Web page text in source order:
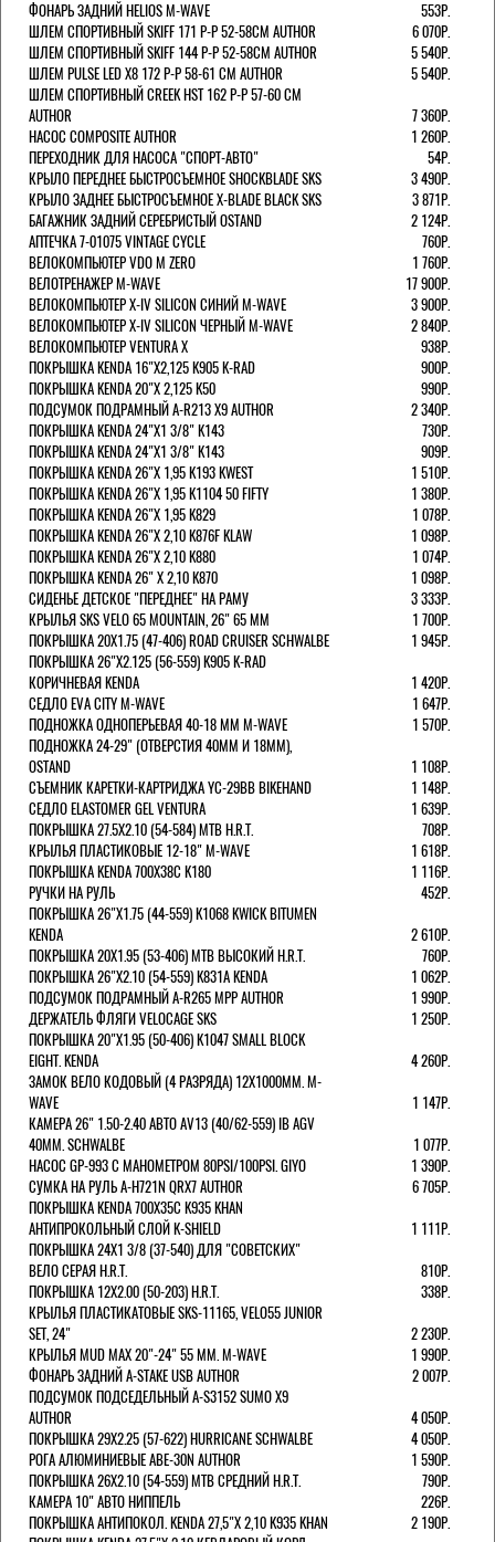
ФОНАРЬ ЗАДНИЙ HELIOS M-WAVE
553Р.
ШЛЕМ СПОРТИВНЫЙ SKIFF 171 Р-Р 52-58СМ AUTHOR
6 070Р.
ШЛЕМ СПОРТИВНЫЙ SKIFF 144 Р-Р 52-58СМ AUTHOR
5 540Р.
ШЛЕМ PULSE LED X8 172 Р-Р 58-61 СМ AUTHOR
5 540Р.
ШЛЕМ СПОРТИВНЫЙ CREEK HST 162 Р-Р 57-60 СМ
AUTHOR
7 360Р.
НАСОС COMPOSITE AUTHOR
1 260Р.
ПЕРЕХОДНИК ДЛЯ НАСОСА "СПОРТ-АВТО"
54Р.
КРЫЛО ПЕРЕДНЕЕ БЫСТРОСЪЕМНОЕ SHOCKBLADE SKS
3 490Р.
КРЫЛО ЗАДНЕЕ БЫСТРОСЪЕМНОЕ X-BLADE BLACK SKS
3 871Р.
БАГАЖНИК ЗАДНИЙ СЕРЕБРИСТЫЙ OSTAND
2 124Р.
АПТЕЧКА 7-01075 VINTAGE CYCLE
760Р.
ВЕЛОКОМПЬЮТЕР VDO M ZERO
1 760Р.
ВЕЛОТРЕНАЖЕР M-WAVE
17 900Р.
ВЕЛОКОМПЬЮТЕР X-IV SILICON СИНИЙ M-WAVE
3 900Р.
ВЕЛОКОМПЬЮТЕР X-IV SILICON ЧЕРНЫЙ M-WAVE
2 840Р.
ВЕЛОКОМПЬЮТЕР VENTURA Х
938Р.
ПОКРЫШКА KENDA 16"Х2,125 K905 K-RAD
900Р.
ПОКРЫШКА KENDA 20"Х 2,125 K50
990Р.
ПОДСУМОК ПОДРАМНЫЙ A-R213 X9 AUTHOR
2 340Р.
ПОКРЫШКА KENDA 24"Х1 3/8" K143
730Р.
ПОКРЫШКА KENDA 24"Х1 3/8" K143
909Р.
ПОКРЫШКА KENDA 26"Х 1,95 K193 KWEST
1 510Р.
ПОКРЫШКА KENDA 26"Х 1,95 K1104 50 FIFTY
1 380Р.
ПОКРЫШКА KENDA 26"Х 1,95 K829
1 078Р.
ПОКРЫШКА KENDA 26"Х 2,10 K876F KLAW
1 098Р.
ПОКРЫШКА KENDA 26"Х 2,10 K880
1 074Р.
ПОКРЫШКА KENDA 26" Х 2,10 K870
1 098Р.
СИДЕНЬЕ ДЕТСКОЕ "ПЕРЕДНЕЕ" НА РАМУ
3 333Р.
КРЫЛЬЯ SKS VELO 65 MOUNTAIN, 26" 65 ММ
1 700Р.
ПОКРЫШКА 20X1.75 (47-406) ROAD CRUISER SCHWALBE
1 945Р.
ПОКРЫШКА 26"Х2.125 (56-559) K905 K-RAD
КОРИЧНЕВАЯ KENDA
1 420Р.
СЕДЛО EVA CITY M-WAVE
1 647Р.
ПОДНОЖКА ОДНОПЕРЬЕВАЯ 40-18 ММ M-WAVE
1 570Р.
ПОДНОЖКА 24-29" (ОТВЕРСТИЯ 40ММ И 18ММ),
OSTAND
1 108Р.
СЪЕМНИК КАРЕТКИ-КАРТРИДЖА YC-29BB BIKEHAND
1 148Р.
СЕДЛО ELASTOMER GEL VENTURA
1 639Р.
ПОКРЫШКА 27.5X2.10 (54-584) MTB H.R.T.
708Р.
КРЫЛЬЯ ПЛАСТИКОВЫЕ 12-18" M-WAVE
1 618Р.
ПОКРЫШКА KENDA 700Х38С K180
1 116Р.
РУЧКИ НА РУЛЬ
452Р.
ПОКРЫШКА 26"Х1.75 (44-559) K1068 KWICK BITUMEN
KENDA
2 610Р.
ПОКРЫШКА 20X1.95 (53-406) MTB ВЫСОКИЙ H.R.T.
760Р.
ПОКРЫШКА 26"Х2.10 (54-559) K831A KENDA
1 062Р.
ПОДСУМОК ПОДРАМНЫЙ A-R265 MPP AUTHOR
1 990Р.
ДЕРЖАТЕЛЬ ФЛЯГИ VELOCAGE SKS
1 250Р.
ПОКРЫШКА 20"Х1.95 (50-406) K1047 SMALL BLOCK
EIGHT. KENDA
4 260Р.
ЗАМОК ВЕЛО КОДОВЫЙ (4 РАЗРЯДА) 12Х1000ММ. M-
WAVE
1 147Р.
КАМЕРА 26" 1.50-2.40 АВТО AV13 (40/62-559) IB AGV
40MM. SCHWALBE
1 077Р.
НАСОС GP-993 С МАНОМЕТРОМ 80PSI/100PSI. GIYO
1 390Р.
СУМКА НА РУЛЬ A-H721N QRX7 AUTHOR
6 705Р.
ПОКРЫШКА KENDA 700Х35С K935 KHAN
АНТИПРОКОЛЬНЫЙ СЛОЙ K-SHIELD
1 111Р.
ПОКРЫШКА 24X1 3/8 (37-540) ДЛЯ "СОВЕТСКИХ"
ВЕЛО СЕРАЯ H.R.T.
810Р.
ПОКРЫШКА 12X2.00 (50-203) H.R.T.
338Р.
КРЫЛЬЯ ПЛАСТИКАТОВЫЕ SKS-11165, VELO55 JUNIOR
SET, 24"
2 230Р.
КРЫЛЬЯ MUD MAX 20"-24" 55 ММ. M-WAVE
1 990Р.
ФОНАРЬ ЗАДНИЙ A-STAKE USB AUTHOR
2 007Р.
ПОДСУМОК ПОДСЕДЕЛЬНЫЙ A-S3152 SUMO X9
AUTHOR
4 050Р.
ПОКРЫШКА 29X2.25 (57-622) HURRICANE SCHWALBE
4 050Р.
РОГА АЛЮМИНИЕВЫЕ ABE-30N AUTHOR
1 590Р.
ПОКРЫШКА 26X2.10 (54-559) MTB СРЕДНИЙ H.R.T.
790Р.
КАМЕРА 10" АВТО НИППЕЛЬ
226Р.
ПОКРЫШКА АНТИПОКОЛ. KENDA 27,5"Х 2,10 K935 KHAN
2 190Р.